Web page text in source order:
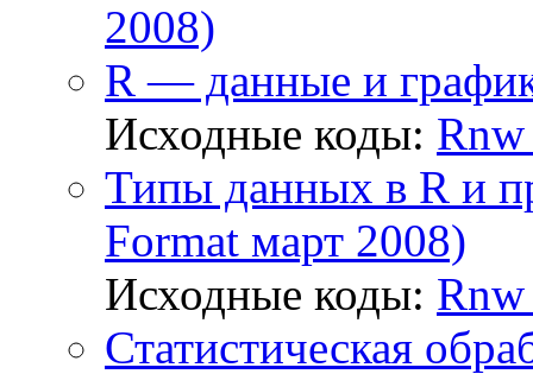
2008)
R — данные и
Исходные коды:
Типы данных в R и
Format март 2008)
Исходные коды:
Статистическая